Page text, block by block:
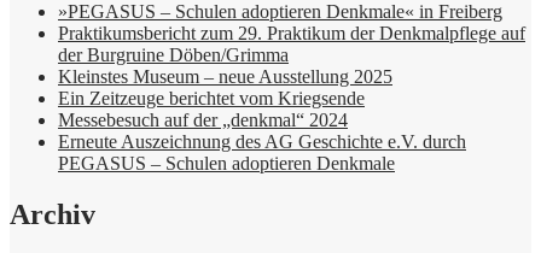
»PEGASUS – Schulen adoptieren Denkmale« in Freiberg
Praktikumsbericht zum 29. Praktikum der Denkmalpflege auf
der Burgruine Döben/Grimma
Kleinstes Museum – neue Ausstellung 2025
Ein Zeitzeuge berichtet vom Kriegsende
Messebesuch auf der „denkmal“ 2024
Erneute Auszeichnung des AG Geschichte e.V. durch
PEGASUS – Schulen adoptieren Denkmale
Archiv